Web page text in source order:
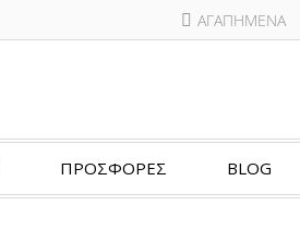
ΑΓΑΠΗΜΈΝΑ
ΠΡΟΣΦΟΡΕΣ BLOG